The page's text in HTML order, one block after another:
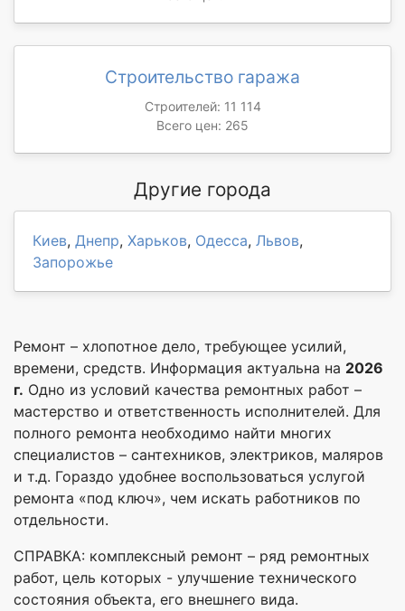
Строительство гаража
Строителей: 11 114
Всего цен: 265
Другие города
Киев, Днепр, Харьков, Одесса, Львов,
Запорожье
Ремонт – хлопотное дело, требующее усилий,
времени, средств. Информация актуальна на 2026
г. Одно из условий качества ремонтных работ –
мастерство и ответственность исполнителей. Для
полного ремонта необходимо найти многих
специалистов – сантехников, электриков, маляров
и т.д. Гораздо удобнее воспользоваться услугой
ремонта «под ключ», чем искать работников по
отдельности.
СПРАВКА: комплексный ремонт – ряд ремонтных
работ, цель которых - улучшение технического
состояния объекта, его внешнего вида.